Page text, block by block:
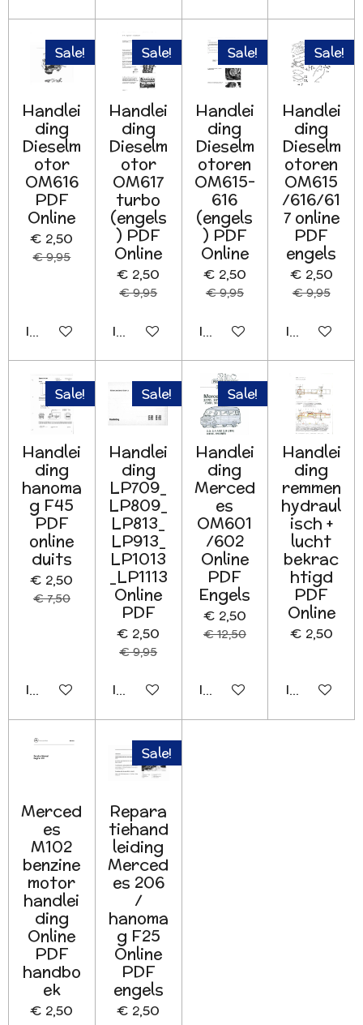
Sale!
Handlei
ding
Dieselm
otor
OM616
PDF
Online
€ 2,50
€ 9,95
In winkelwagen
Sale!
Handlei
ding
Dieselm
otor
OM617
turbo
(engels
) PDF
Online
€ 2,50
€ 9,95
In winkelwagen
Sale!
Handlei
ding
Dieselm
otoren
OM615-
616
(engels
) PDF
Online
€ 2,50
€ 9,95
In winkelwagen
Sale!
Handlei
ding
Dieselm
otoren
OM615
/616/61
7 online
PDF
engels
€ 2,50
€ 9,95
In
Sale!
Handlei
ding
hanoma
g F45
PDF
online
duits
€ 2,50
€ 7,50
In winkelwagen
Sale!
Handlei
ding
LP709_
LP809_
LP813_
LP913_
LP1013
_LP1113
Online
PDF
€ 2,50
€ 9,95
In winkelwagen
Sale!
Handlei
ding
Merced
es
OM601
/602
Online
PDF
Engels
€ 2,50
€ 12,50
In winkelwagen
Handlei
ding
remmen
hydraul
isch +
lucht
bekrac
htigd
PDF
Online
€ 2,50
In
Merced
es
M102
benzine
motor
handlei
ding
Online
PDF
handbo
ek
€ 2,50
Sale!
Repara
tiehand
leiding
Merced
es 206
/
hanoma
g F25
Online
PDF
engels
€ 2,50